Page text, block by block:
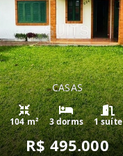
CASAS
104 m² 3 dorms 1 suíte
R$ 495.000